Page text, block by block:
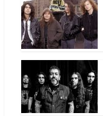
b
o
o
k
p
ar
til
h
ar